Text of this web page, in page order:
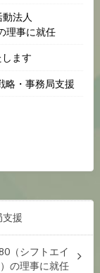
法人
理事に就任
ます
略・事務局支援
支援
（シフトエイ
の理事に就任